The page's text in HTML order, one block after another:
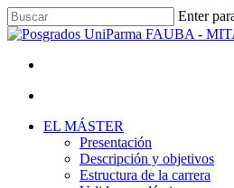
Skip
to
content
Enter
Close
Menu
Menu
EL MÁSTER
Presentación
Descripción y objetivos
Estructura de la carrera